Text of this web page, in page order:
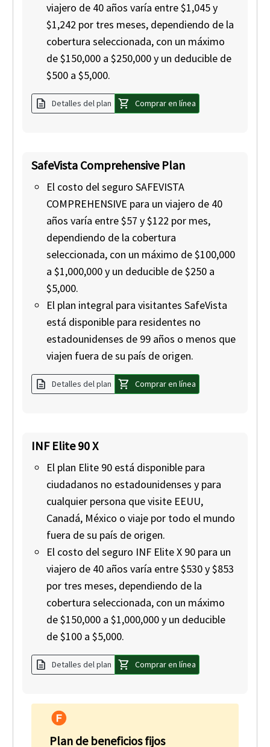
viajero de 40 años varía entre $1,045 y
$1,242 por tres meses, dependiendo de la
cobertura seleccionada, con un máximo
de $150,000 a $250,000 y un deducible de
$500 a $5,000.
description Detalles del plan shopping_cart Comprar en línea
SafeVista Comprehensive Plan
El costo del seguro SAFEVISTA
COMPREHENSIVE para un viajero de 40
años varía entre $57 y $122 por mes,
dependiendo de la cobertura
seleccionada, con un máximo de $100,000
a $1,000,000 y un deducible de $250 a
$5,000.
El plan integral para visitantes SafeVista
está disponible para residentes no
estadounidenses de 99 años o menos que
viajen fuera de su país de origen.
description Detalles del plan shopping_cart Comprar en línea
INF Elite 90 X
El plan Elite 90 está disponible para
ciudadanos no estadounidenses y para
cualquier persona que visite EEUU,
Canadá, México o viaje por todo el mundo
fuera de su país de origen.
El costo del seguro INF Elite X 90 para un
viajero de 40 años varía entre $530 y $853
por tres meses, dependiendo de la
cobertura seleccionada, con un máximo
de $150,000 a $1,000,000 y un deducible
de $100 a $5,000.
description Detalles del plan shopping_cart Comprar en línea
Plan de beneficios fijos